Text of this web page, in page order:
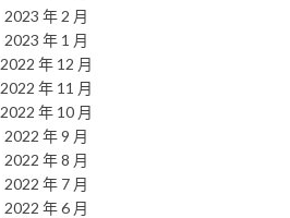
2023 年 2 月
2023 年 1 月
2022 年 12 月
2022 年 11 月
2022 年 10 月
2022 年 9 月
2022 年 8 月
2022 年 7 月
2022 年 6 月